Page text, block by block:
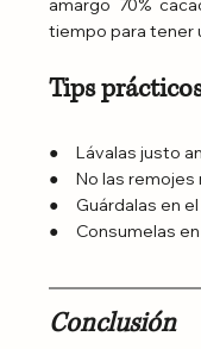
amargo 70%
tiempo para tener
Tips
●     Lávalas
●     No las
●     Guárdalas en
●     Consumelas
Conclusión